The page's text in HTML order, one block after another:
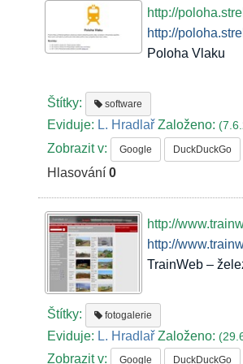
http://
http://
Poloha Vlaku
Štítky: software
Eviduje: L. Hradlař Založeno:
Zobrazit v: Google DuckDuckGo
Hlasování0
http://
http://
TrainWeb –
Štítky: fotogalerie
Eviduje: L. Hradlař Založeno:
Zobrazit v: Google DuckDuckGo